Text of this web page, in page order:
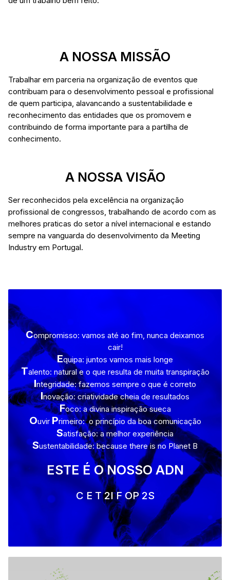
A NOSSA MISSÃO
Trabalhar em parceria na organização de eventos que
contribuam para o desenvolvimento pessoal e profissional
de quem participa, alavancando a sustentabilidade e
reconhecimento das entidades que os promovem e
contribuindo de forma importante para a partilha de
conhecimento.
A NOSSA VISÃO
Ser reconhecidos pela excelência na organização
profissional de congressos, trabalhando de acordo com as
melhores praticas do setor a nível internacional e estando
sempre na vanguarda do desenvolvimento da Meeting
Industry em Portugal.
Compromisso: vamos até ao fim, nunca deixamos
cair!
Equipa: juntos vamos mais longe
Talento: natural e o que resulta de muita transpiração
Integridade: fazemos sempre o que é correto
Inovação: criatividade cheia de resultados
Foco: a divina inspiração sueca
Ouvir Primeiro: o princípio da boa comunicação
Satisfação: a melhor experiência
Sustentabilidade: because there is no Planet B
ESTE É O NOSSO ADN
C E T 2I F OP 2S